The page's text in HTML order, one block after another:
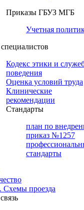
Приказы ГБУЗ МГБ
Учетная
Кодекс этики и
поведения
Оценка условий труда
Клинические
рекомендации
Cтандарты
план по
приказ №1257
стандарты
Схемы проезда